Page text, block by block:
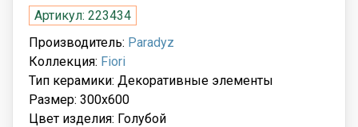
Артикул: 223434
Производитель: Paradyz
Коллекция: Fiori
Тип керамики: Декоративные элементы
Размер: 300x600
Цвет изделия: Голубой